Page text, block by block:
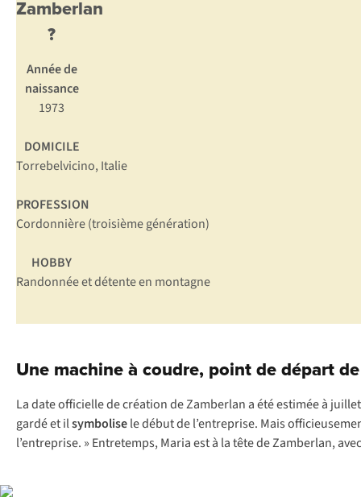
Zamberlan
?
Année de
naissance
1973
DOMICILE
Torrebelvicino, Italie
PROFESSION
Cordonnière (troisième génération)
HOBBY
Randonnée et détente en montagne
Une machine à coudre, point de départ
La date officielle de création de Zamberlan a été estimée à
gardé et ilsymbolisele début de l’entreprise. Mais
l’entreprise. » Entretemps, Maria est à la tête de Zamberlan,